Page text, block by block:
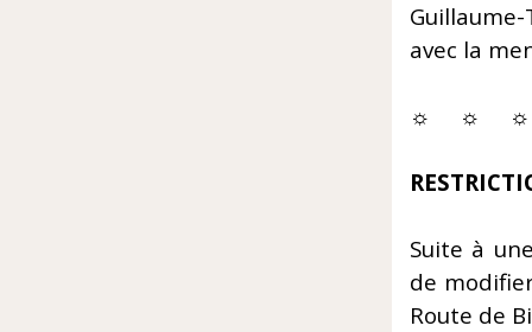
avec la
☼ ☼
Suite à
de
Route de